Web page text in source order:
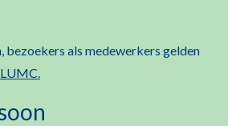
bezoekers als medewerkers gelden